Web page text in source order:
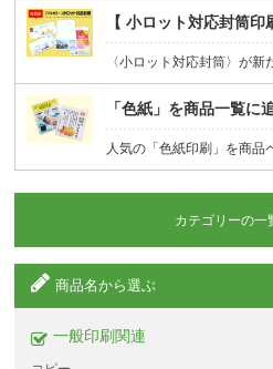
【 小ロット対応封筒印
〈小ロット対応封筒〉が新
「色紙」を商品一覧に
人気の「色紙印刷」を商品
カテゴリーの一
商品名から選ぶ
一般印刷関連